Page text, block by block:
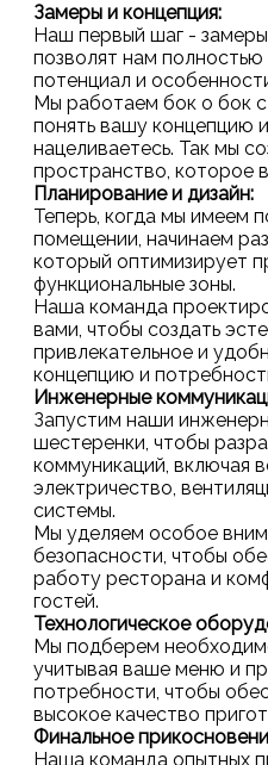
Замеры и концепция:
Наш первый шаг -
позволят нам полностью
потенциал и
Мы работаем бок о бок
понять вашу концепцию
нацеливаетесь. Так мы
пространство, которое
Планирование и дизайн:
Теперь, когда мы имеем
помещении, начинаем
который оптимизирует
функциональные зоны.
Наша команда
вами, чтобы создать
привлекательное и
концепцию и
Инженерные
Запустим наши
шестеренки, чтобы
коммуникаций, включая
электричество,
системы.
Мы уделяем особое
безопасности, чтобы
работу ресторана и
гостей.
Технологическое
Мы подберем
учитывая ваше меню и
потребности, чтобы
высокое качество
Финальное
Наша команда опытных